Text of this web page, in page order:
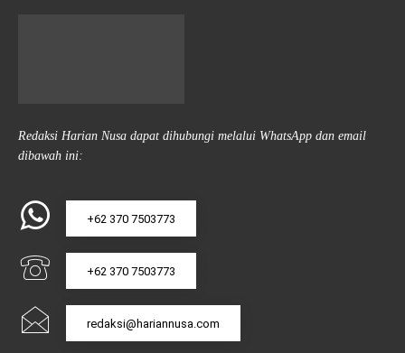
Redaksi Harian Nusa dapat dihubungi melalui WhatsApp dan email
dibawah ini:
+62 370 7503773
+62 370 7503773
redaksi@hariannusa.com